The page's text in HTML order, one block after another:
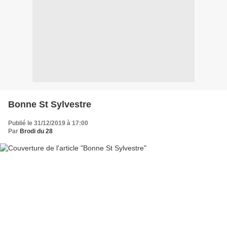
Bonne St Sylvestre
Publié le 31/12/2019 à 17:00
Par Brodi du 28